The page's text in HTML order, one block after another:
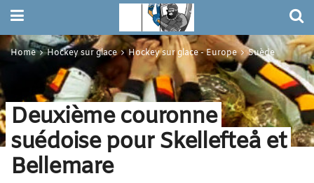
Home Hockey sur glace Hockey sur glace - Europe Suède
Deuxième couronne
suédoise pour Skellefteå et
Bellemare